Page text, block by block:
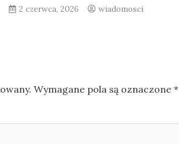
2 czerwca, 2026 wiadomosci
Wymagane pola są oznaczone*